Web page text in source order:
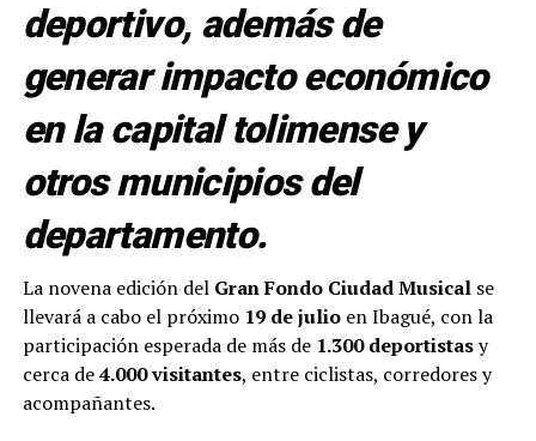
deportivo, además de
generar impacto económico
en la capital tolimense y
otros municipios del
departamento.
La novena edición del Gran Fondo Ciudad Musicalse
llevará a cabo el próximo 19 de julioen Ibagué, con la
participación esperada de más de 1.300 deportistasy
cerca de4.000 visitantes, entre ciclistas, corredores y
acompañantes.